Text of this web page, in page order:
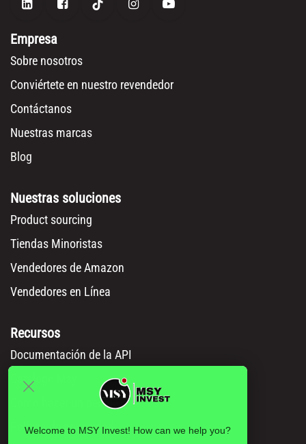
Empresa
Sobre nosotros
Conviértete en nuestro revendedor
Contáctanos
Nuestras marcas
Blog
Nuestras soluciones
Product sourcing
Tiendas Minoristas
Vendedores de Amazon
Vendedores en Línea
Recursos
Documentación de la API
Catálogo Msy
Cómo hacer un pedido
Política de privacidad
Welcome to MSY Invest! How can we help you?